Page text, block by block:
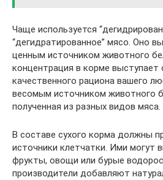
Чаще используется
“дегидратированное” мясо. Оно
ценным источником животного
концентрация в корме выступает
качественного рациона вашего
весомым источником животного
полученная из разных видов мяса.
В составе сухого корма должны
источники клетчатки. Ими могут
фрукты, овощи или бурые
производители добавляют